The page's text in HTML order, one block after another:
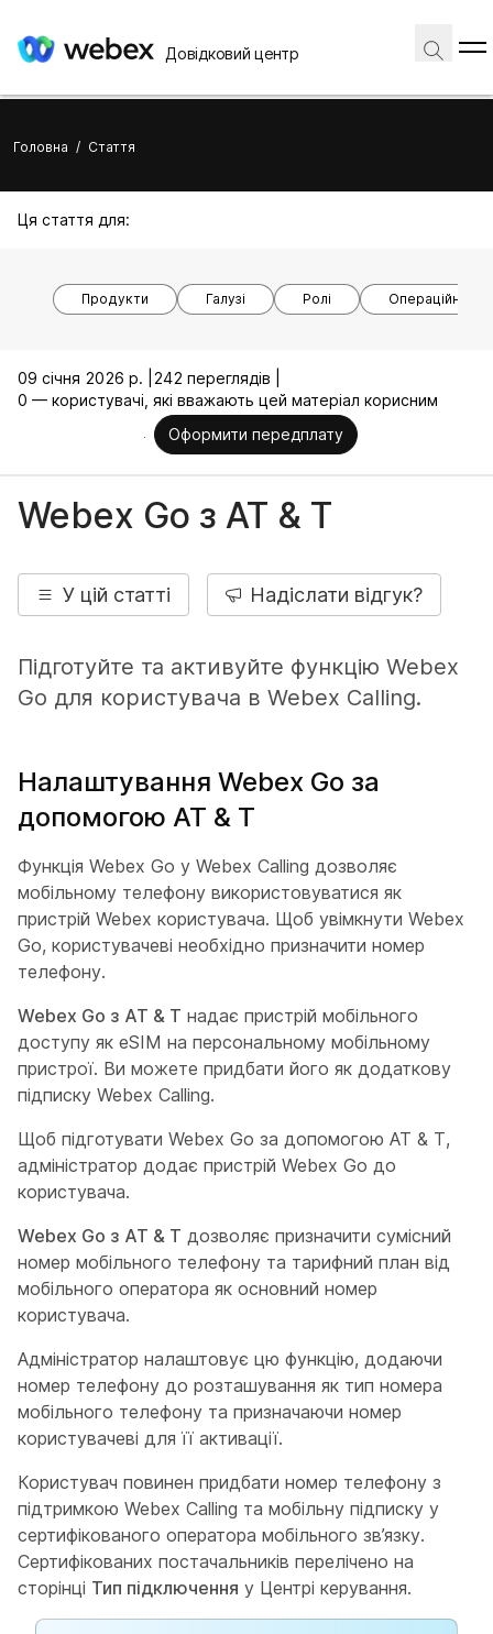
Довідковий центр
Головна / Стаття
Ця стаття для:
Продукти Галузі Ролі Операційні
09 січня 2026 р. |
242 переглядів |
0 — користувачі, які вважають цей матеріал корисним
Оформити передплату
Webex Go з AT & Т
У цій статті Надіслати відгук?
Підготуйте та активуйте функцію Webex
Go для користувача в Webex Calling.
Налаштування Webex Go за
допомогою AT & Т
Функція Webex Go у Webex Calling дозволяє
мобільному телефону використовуватися як
пристрій Webex користувача. Щоб увімкнути Webex
Go, користувачеві необхідно призначити номер
телефону.
Webex Go з AT & T надає пристрій мобільного
доступу як eSIM на персональному мобільному
пристрої. Ви можете придбати його як додаткову
підписку Webex Calling.
Щоб підготувати Webex Go за допомогою AT & T,
адміністратор додає пристрій Webex Go до
користувача.
Webex Go з AT & T дозволяє призначити сумісний
номер мобільного телефону та тарифний план від
мобільного оператора як основний номер
користувача.
Адміністратор налаштовує цю функцію, додаючи
номер телефону до розташування як тип номера
мобільного телефону та призначаючи номер
користувачеві для її активації.
Користувач повинен придбати номер телефону з
підтримкою Webex Calling та мобільну підписку у
сертифікованого оператора мобільного зв’язку.
Сертифікованих постачальників перелічено на
сторінці Тип підключення у Центрі керування.